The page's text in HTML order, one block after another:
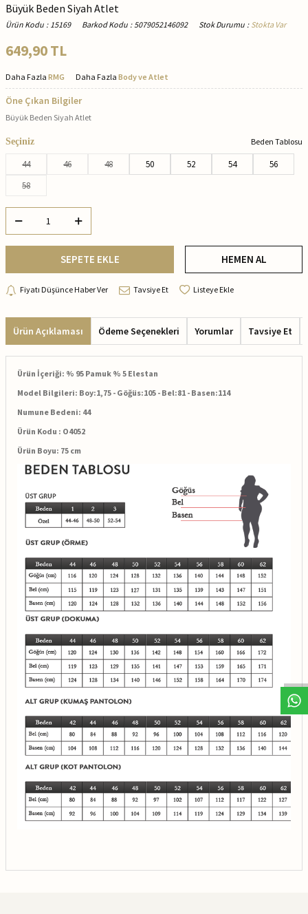
Büyük Beden Siyah Atlet
Ürün Kodu : 15169 Barkod Kodu : 5079052146092 Stok Durumu : Stokta Var
649,90TL
Daha Fazla RMG Daha Fazla Body ve Atlet
Öne Çıkan Bilgiler
Büyük Beden Siyah Atlet
Seçiniz Beden Tablosu
44 46 48 50 52 54
56
58
SEPETE EKLE HEMEN AL
Fiyatı Düşünce Haber Ver Tavsiye Et Listeye Ekle
Ürün Açıklaması Ödeme Seçenekleri Yorumlar Tavsiye Et
Ürün İçeriği: % 95 Pamuk % 5 Elestan
Model Bilgileri: Boy:1,75 - Göğüs:105 - Bel:81 - Basen:114
Numune Bedeni: 44
Ürün Kodu : O4052
Ürün Boyu: 75 cm